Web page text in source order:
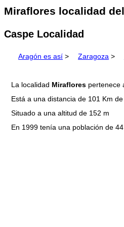
Miraflores localidad
Caspe Localidad
Aragón es así > Zaragoza >
La localidad Miraflores pertenece
Está a una distancia de 101 Km
Situado a una altitud de 152 m
En 1999 tenía una población de